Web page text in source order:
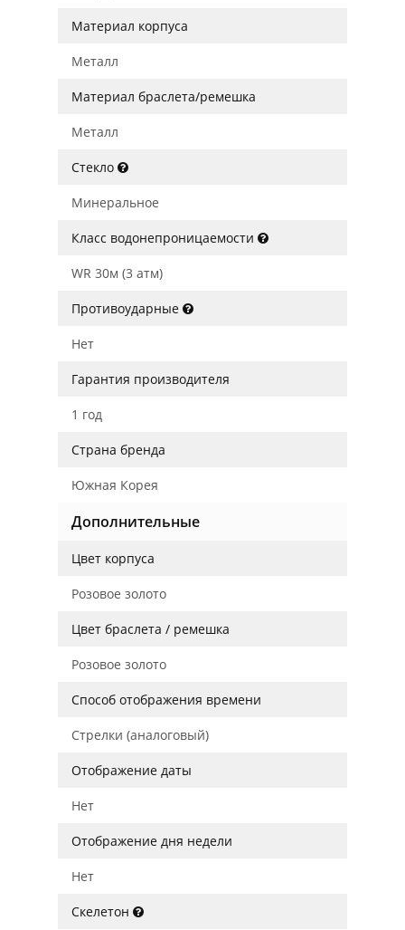
Материал корпуса
Металл
Материал браслета/ремешка
Металл
Стекло
Минеральное
Класс водонепроницаемости
WR 30м (3 атм)
Противоударные
Нет
Гарантия производителя
1 год
Страна бренда
Южная Корея
Дополнительные
Цвет корпуса
Розовое золото
Цвет браслета / ремешка
Розовое золото
Способ отображения времени
Стрелки (аналоговый)
Отображение даты
Нет
Отображение дня недели
Нет
Скелетон